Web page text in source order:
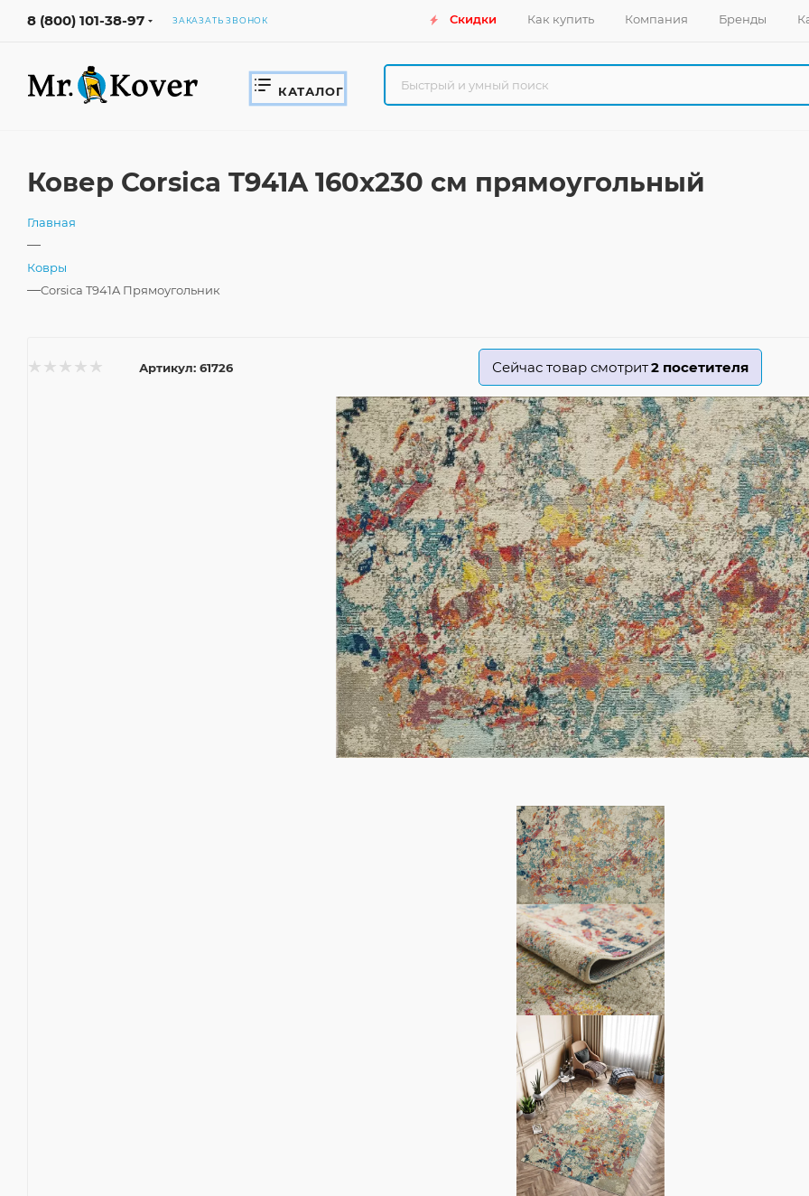
8 (800) 101-38-97 ЗАКАЗАТЬ ЗВОНОК Скидки Как купить Компания Бренды
КАТАЛОГ
Ковер Corsica T941A 160x230 см прямоугольный
Главная
—
Ковры
—Corsica T941A Прямоугольник
Артикул: 61726 Сейчас товар смотрит2 посетителя